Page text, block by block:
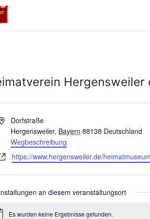
Hergensweiler
Dorfstraße
Hergensweiler, Bayern 88138 Deutschland
Wegbeschreibung
https://www.hergensweiler.de/heimatmuseum
an diesem veranstaltungsort
Es wurden keine Ergebnisse gefunden.